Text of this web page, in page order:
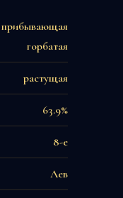
прибывающая
горбатая
растущая
63.9%
8-е
Лев